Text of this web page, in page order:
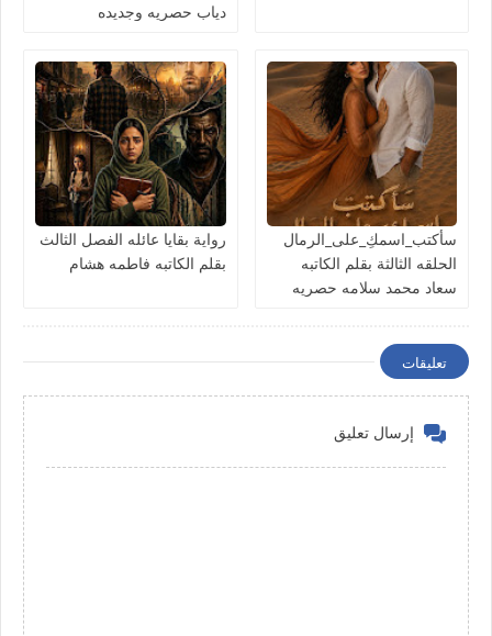
دياب حصريه وجديده
سأكتب_اسمكِ_على_الرمال
الحلقه الثالثة بقلم الكاتبه
سعاد محمد سلامه حصريه
رواية بقايا عائله الفصل الثالث
بقلم الكاتبه فاطمه هشام
تعليقات
إرسال تعليق